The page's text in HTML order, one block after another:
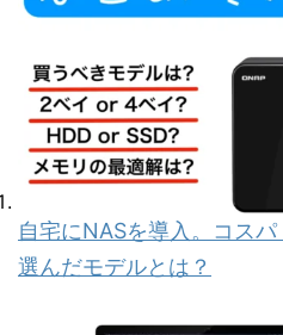
自宅にNASを導入。コス
選んだモデルとは？